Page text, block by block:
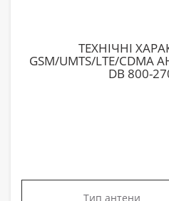
ТЕХНІЧНІ
GSM/UMTS/LTE/CDMA
DB 800-
Тип антени